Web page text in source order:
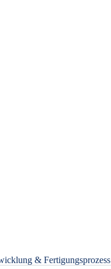
& Fertigungsprozess